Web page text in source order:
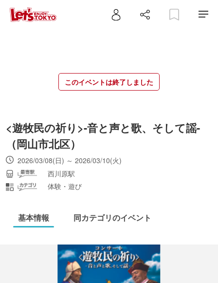
このイベントは終了しました
<遊牧民の祈り>-音と声と歌、そして謡-
（岡山市北区）
2026/03/08(日) ～ 2026/03/10(火)
西川原駅
体験・遊び
基本情報 同カテゴリのイベント